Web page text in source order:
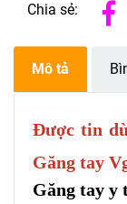
Chia sẻ:
Mô tả
Được tin
Găng tay
Găng tay y